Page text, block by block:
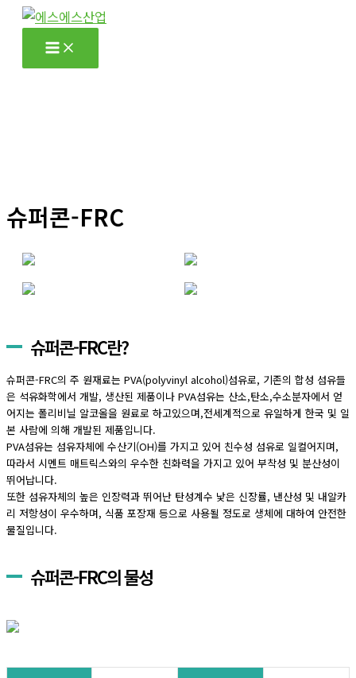
슈퍼콘-FRC
슈퍼콘-FRC란?
슈퍼콘-FRC의 주 원재료는 PVA(polyvinyl alcohol)섬유로, 기존의 합성 섬유들
은 석유화학에서 개발, 생산된 제품이나 PVA섬유는 산소,탄소,수소분자에서 얻
어지는 폴리비닐 알코올을 원료로 하고있으며,전세계적으로 유일하게 한국 및 일
본 사람에 의해 개발된 제품입니다.
PVA섬유는 섬유자체에 수산기(OH)를 가지고 있어 친수성 섬유로 일컬어지며,
따라서 시멘트 매트릭스와의 우수한 친화력을 가지고 있어 부착성 및 분산성이
뛰어납니다.
또한 섬유자체의 높은 인장력과 뛰어난 탄성계수 낯은 신장률, 낸산성 및 내알카
리 저항성이 우수하며, 식품 포장재 등으로 사용될 정도로 생체에 대하여 안전한
물질입니다.
슈퍼콘-FRC의 물성